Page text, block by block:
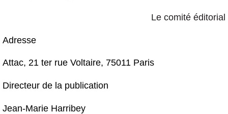
Le comité éditorial
Adresse
Attac, 21 ter rue Voltaire, 75011 Paris
Directeur de la publication
Jean-Marie Harribey